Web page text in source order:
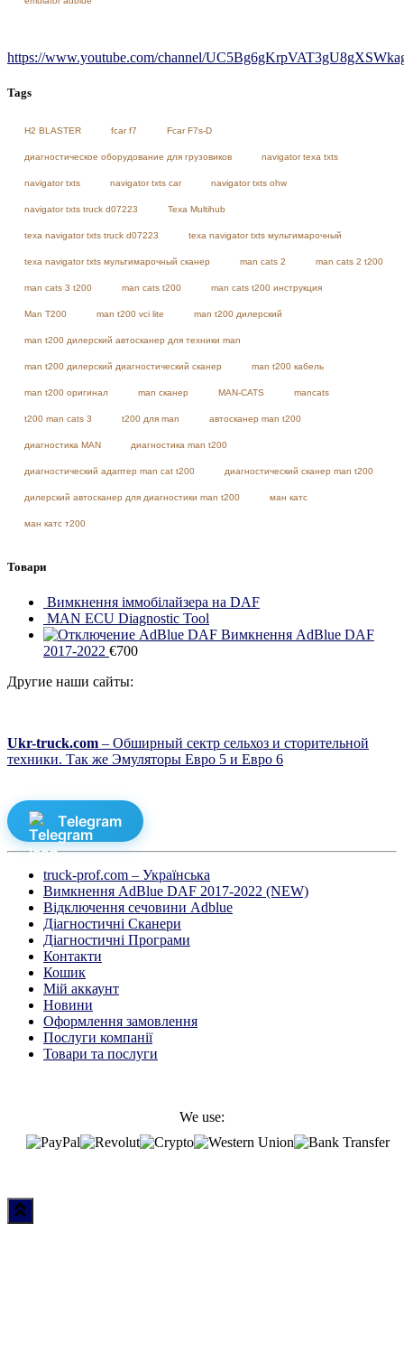
https://www.youtube.com/channel/
Tags
H2 BLASTER fcar f7 Fcar F7s-D
диагностическое оборудование для грузовиков navigator texa txts
navigator txts navigator txts car navigator txts ohw
navigator txts truck d07223 Texa Multihub
texa navigator txts truck d07223 texa navigator txts мультимарочный
texa navigator txts мультимарочный сканер man cats 2 man cats 2 t200
man cats 3 t200 man cats t200 man cats t200 инструкция
Man T200 man t200 vci lite man t200 дилерский
man t200 дилерский автосканер для техники man
man t200 дилерский диагностический сканер man t200 кабель
man t200 оригинал man сканер MAN-CATS mancats
t200 man cats 3 t200 для man автосканер man t200
диагностика MAN диагностика man t200
диагностический адаптер man cat t200 диагностический сканер man t200
дилерский автосканер для диагностики man t200 ман катс
ман катс т200
Товари
Вимкнення іммобілайзера на DAF
MAN ECU Diagnostic Tool
Вимкнення AdBlue DAF
2017-2022 €700
Другие наши сайты:
Ukr-truck.com – Обширный сектр сельхоз и сторительной
техники. Так же Эмуляторы Евро 5 и Евро 6
Telegram
truck-prof.com – Українська
Вимкнення AdBlue DAF 2017-2022 (NEW)
Відключення сечовини Adblue
Діагностичні Cканери
Діагностичні Програми
Контакти
Кошик
Мій аккаунт
Новини
Оформлення замовлення
Послуги компанії
Товари та послуги
We use: